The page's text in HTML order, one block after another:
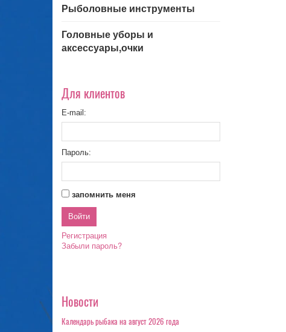
Рыболовные инструменты
Головные уборы и
аксессуары,очки
Для клиентов
E-mail:
Пароль:
запомнить меня
Регистрация
Забыли пароль?
Новости
Календарь рыбака на август 2026 года